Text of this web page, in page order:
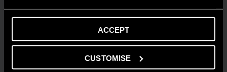
ACCEPT
CUSTOMISE
Risparmio energetico: trasforma la tua
casa in un modello di efficienza